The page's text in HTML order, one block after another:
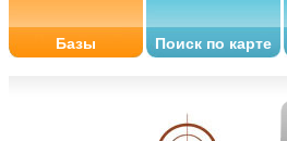
Базы Поиск по карте